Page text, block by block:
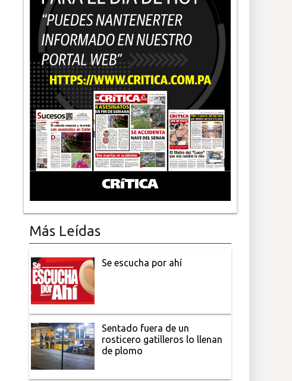
Más Leídas
Se escucha por ahí
Sentado fuera de un
rosticero gatilleros lo llenan
de plomo